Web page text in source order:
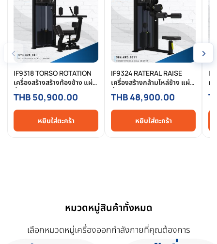
‹
IF9318 TORSO ROTATION
เครื่องสร้างสร้างท้องข้าง แผ่น
น้ำหนัก 160/200/235/295
lbs เครื่องฟิตเนส โฮมยิม
แบรนด์ Impulse
Homefittools
THB 50,900.00
หยิบใส่ตะกร้า
IF9324 RATERAL RAISE
เครื่องสร้างกล้ามไหล่ข้าง แผ่น
น้ำหนัก 160/200/235/295
lbs เครื่องฟิตเนส โฮมยิม
แบรนด์ Impulse
Homefittools
THB 48,900.00
หยิบใส่ตะกร้า
เ
›
หมวดหมู่สินค้าทั้งหมด
เลือกหมวดหมู่เครื่องออกกำลังกายที่คุณต้องการ